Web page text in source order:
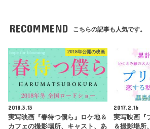
RECOMMEND こちらの記事も人気です。
2018年公開の映画
2018.3.13
実写映画『春待つ僕ら』ロケ地＆
カフェの撮影場所、キャスト、あ
2017.2.16
実写映画『
＆撮影場所